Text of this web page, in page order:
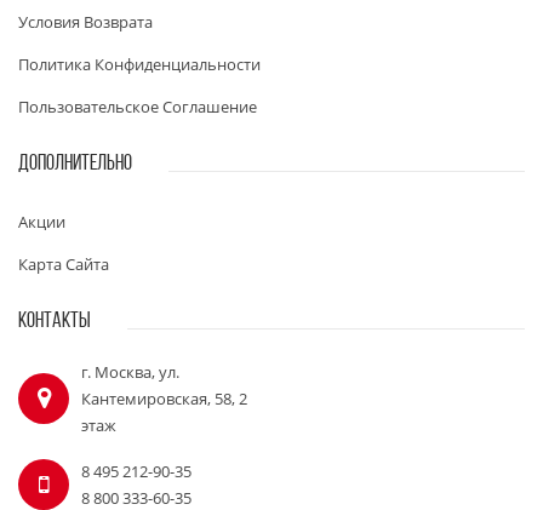
Условия Возврата
Политика Конфиденциальности
Пользовательское Соглашение
ДОПОЛНИТЕЛЬНО
Акции
Карта Сайта
КОНТАКТЫ
г. Москва, ул.
Кантемировская, 58, 2
этаж
8 495 212-90-35
8 800 333-60-35